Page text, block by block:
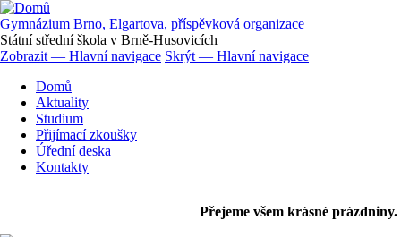
Přejít
k
hlavnímu
obsahu
Gymnázium Brno, Elgartova, příspěvková organizace
Státní střední škola v Brně-Husovicích
Hlavní
navigace
Zobrazit — Hlavní navigace Skrýt — Hlavní navigace
Domů
Aktuality
Studium
Přijímací zkoušky
Úřední deska
Kontakty
Přejeme všem krásné prázdniny.